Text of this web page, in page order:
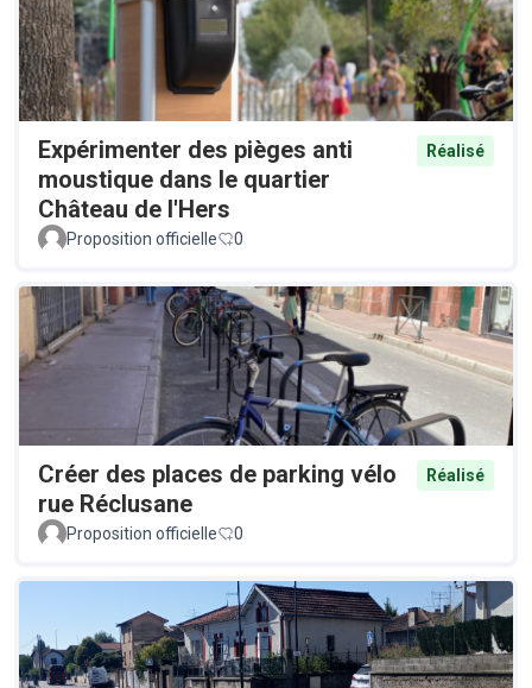
Expérimenter des pièges anti
moustique dans le quartier
Château de l'Hers
Réalisé
Proposition officielle 0
Créer des places de parking vélo
rue Réclusane
Réalisé
Proposition officielle 0